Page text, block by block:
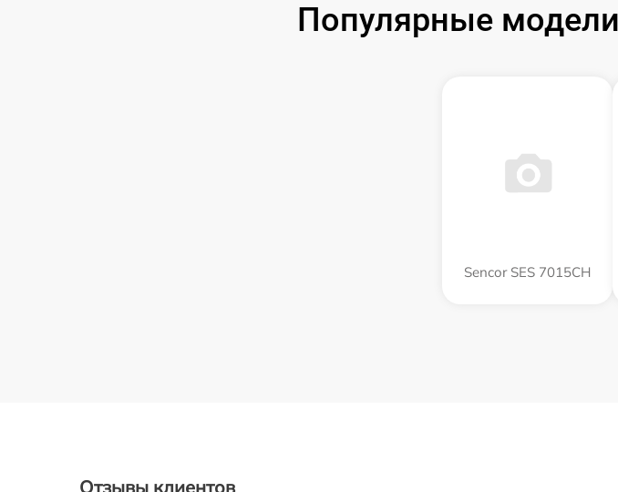
Популярные
Sencor SES 7015CH
Отзывы клиентов